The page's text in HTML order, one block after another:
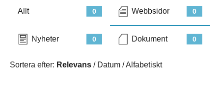
0
Allt 0
Webbsidor
0
Nyheter 0
Dokument
Sortera efter: Relevans / Datum /Alfabetiskt